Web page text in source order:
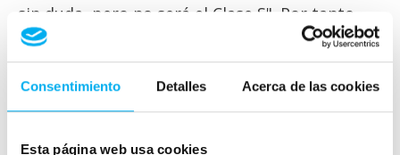
Consentimiento Detalles Acerca de las cookies
Esta página web usa cookies
sin duda, pero no será el Clase S". Por tanto,
no se tratará de una variante, sino de un
modelo exclusivo con el apellido EQ.